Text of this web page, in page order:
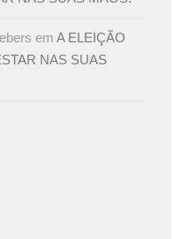
em A ELEIÇÃO
NAS SUAS